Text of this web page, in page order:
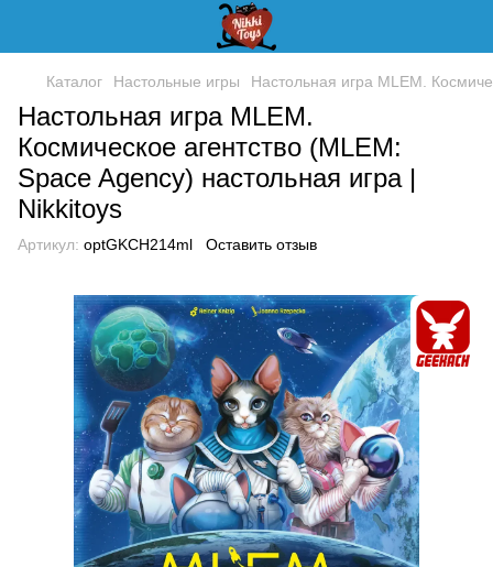
Каталог Настольные игры Настольная игра MLEM.
Настольная игра MLEM.
Космическое агентство (MLEM:
Space Agency) настольная игра |
Nikkitoys
Артикул: optGKCH214ml Оставить отзыв